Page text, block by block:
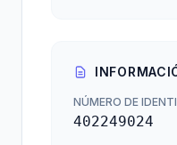
NÚMERO DE
402249024